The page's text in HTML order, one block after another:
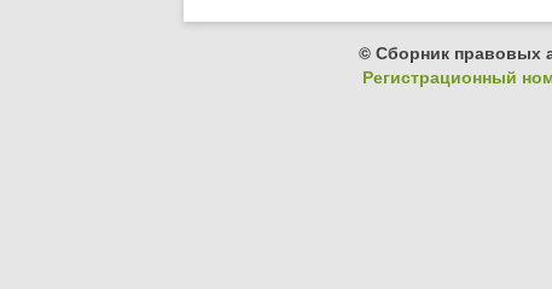
© Сборник правовых
Регистрационный